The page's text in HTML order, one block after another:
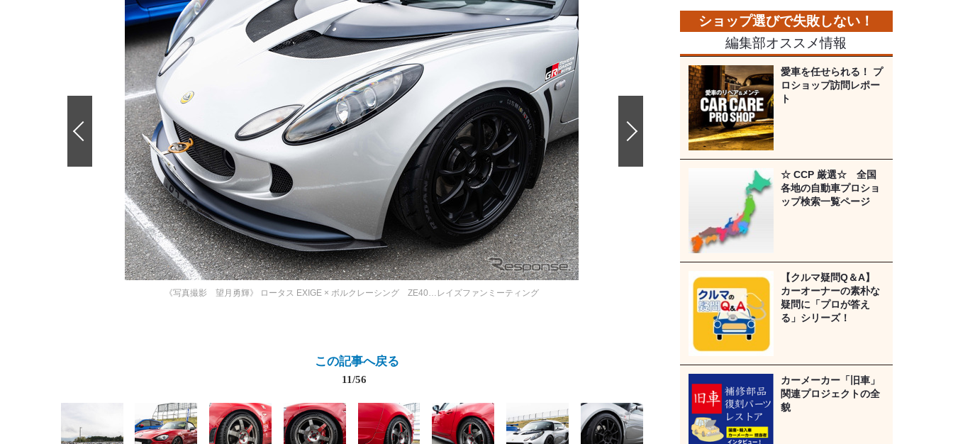
《写真撮影 望月勇輝》 ロータス EXIGE × ボルクレーシング ZE40…レイズファンミーティング
この記事へ戻る
11/56
編集部オススメ情報
愛車を任せられる！ プ
ロショップ訪問レポー
ト
☆ CCP 厳選☆ 全国
各地の自動車プロショ
ップ検索一覧ページ
【クルマ疑問Q＆A】
カーオーナーの素朴な
疑問に「プロが答え
る」シリーズ！
カーメーカー「旧車」
関連プロジェクトの全
貌